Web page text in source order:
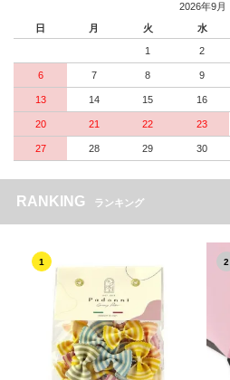
2026年9月
日
月 火 水
1 2
6 7 8 9
13 14 15 16
20 21 22 23
27 28 29 30
RANKING ランキング
1 2